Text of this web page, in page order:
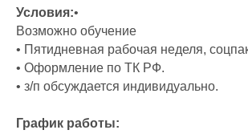
Условия:•
Возможно обучение
• Пятидневная рабочая неделя,
• Оформление по ТК РФ.
• з/п обсуждается индивидуально.
График работы: